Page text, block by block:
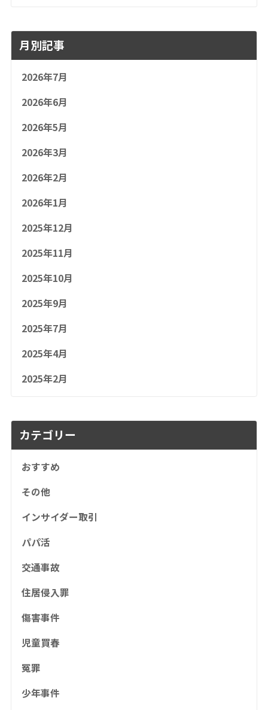
月別記事
2026年7月
2026年6月
2026年5月
2026年3月
2026年2月
2026年1月
2025年12月
2025年11月
2025年10月
2025年9月
2025年7月
2025年4月
2025年2月
カテゴリー
おすすめ
その他
インサイダー取引
パパ活
交通事故
住居侵入罪
傷害事件
児童買春
冤罪
少年事件